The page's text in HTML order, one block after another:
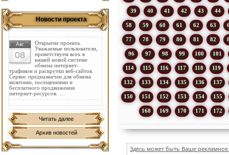
Новости проекта
Авг
08
Открытие проекта.
Уважаемые пользователи,
приветствуем всех в
нашей новой системе
обмена интернет-
трафиком и раскрутки веб-сайтов.
Сервис предназначен для обмена
визитами, посещениями и
бесплатного продвижения
интернет-ресурсов. …
Читать далее
Архив новостей
39 40 41 42 43 44
58 59 60 61 62 63
77 78 79 80 81 82
96 97 98 99 100 101
114 115 116 117 118 119
132 133 134 135 136 137
150 151 152 153 154 155
168 169 170 171 172
Здесь может быть Ваше